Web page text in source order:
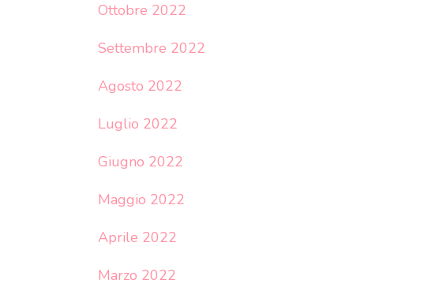
Ottobre 2022
Settembre 2022
Agosto 2022
Luglio 2022
Giugno 2022
Maggio 2022
Aprile 2022
Marzo 2022